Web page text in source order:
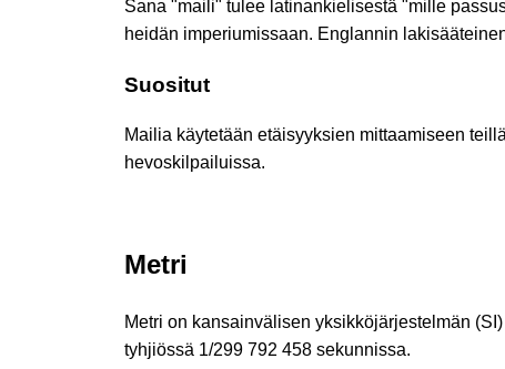
Sana "maili" tulee latinankielisestä "mille
heidän imperiumissaan. Englannin
Suositut
Mailia käytetään etäisyyksien mittaamiseen
hevoskilpailuissa.
Metri
Metri on kansainvälisen yksikköjärjestelmän
tyhjiössä 1/299 792 458 sekunnissa.